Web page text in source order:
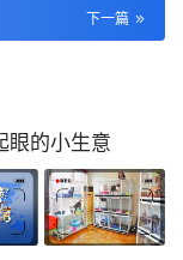
下一篇
眼的小生意